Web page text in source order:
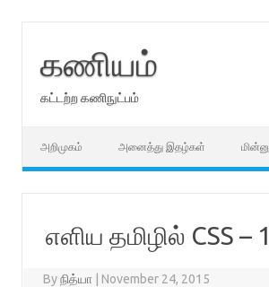
கணியம்
கட்டற்ற கணிநுட்பம்
அறிமுகம் அனைத்து இதழ்கள்
எளிய தமிழில் CSS –
Byநித்யா November 24, 2015